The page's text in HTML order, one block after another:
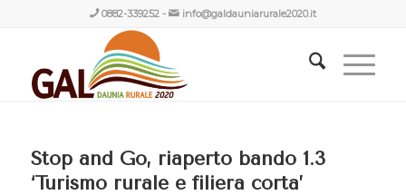
0882-339252- info@galdauniarurale2020.it
Stop and Go, riaperto bando 1.3
‘Turismo rurale e filiera corta’